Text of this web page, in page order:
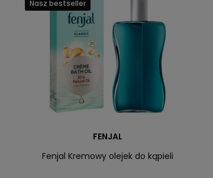
Nasz bestseller
FENJAL
Fenjal Kremowy olejek do kąpieli